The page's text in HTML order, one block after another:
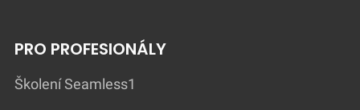
PRO PROFESIONÁLY
Školení Seamless1